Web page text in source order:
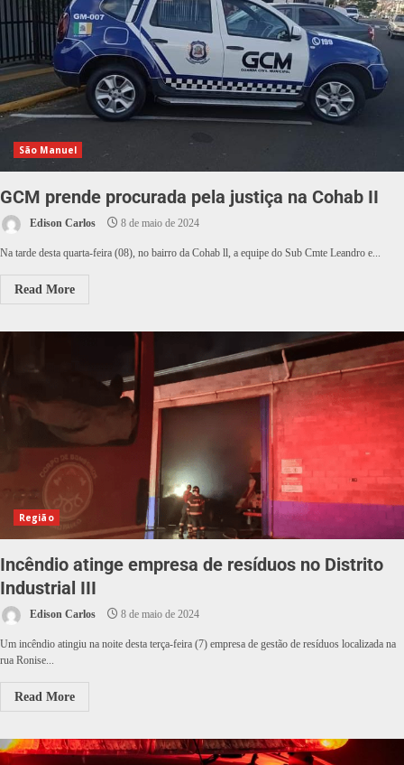
São Manuel
GCM prende procurada pela justiça na Cohab II
Edison Carlos 8 de maio de 2024
Na tarde desta quarta-feira (08), no bairro da Cohab ll, a equipe do Sub Cmte Leandro e...
Read More
Região
Incêndio atinge empresa de resíduos no Distrito
Industrial III
Edison Carlos 8 de maio de 2024
Um incêndio atingiu na noite desta terça-feira (7) empresa de gestão de resíduos localizada na
rua Ronise...
Read More